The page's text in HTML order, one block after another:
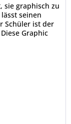
sie graphisch zu
seinen
Schüler ist der
Graphic